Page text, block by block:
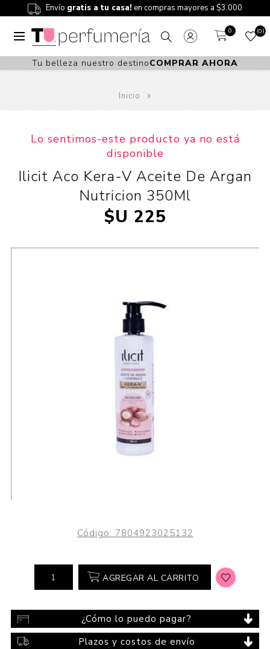
Envío gratis a tu casa! en compras mayores a $3.000
0 0
Tu belleza nuestro destinoCOMPRAR AHORA
Inicio
Lo sentimos-este producto ya no está
disponible
Ilicit Aco Kera-V Aceite De Argan
Nutricion 350Ml
$U 225
Código: 7804923025132
AGREGAR AL CARRITO
¿Cómo lo puedo pagar?
Plazos y costos de envío